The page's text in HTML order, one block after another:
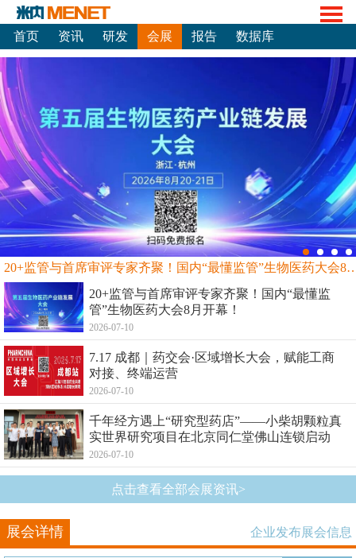
首页 资讯 研发 会展 报告 数据库
20+监管与首席审评专家齐聚！国内“最
20+监管与首席审评专家齐聚！国内“最懂监
管”生物医药大会8月开幕！
2026-07-10
7.17 成都｜药交会·区域增长大会，赋能工商
对接、终端运营
2026-07-10
千年经方遇上“研究型药店”——小柴胡颗粒真
实世界研究项目在北京同仁堂佛山连锁启动
2026-07-10
点击查看全部会展资讯>
展会详情 企业发布展会信息